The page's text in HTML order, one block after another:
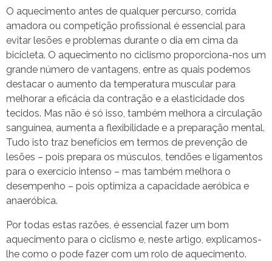
O aquecimento antes de qualquer percurso, corrida
amadora ou competição profissional é essencial para
evitar lesões e problemas durante o dia em cima da
bicicleta. O aquecimento no ciclismo proporciona-nos um
grande número de vantagens, entre as quais podemos
destacar o aumento da temperatura muscular para
melhorar a eficácia da contração e a elasticidade dos
tecidos. Mas não é só isso, também melhora a circulação
sanguínea, aumenta a flexibilidade e a preparação mental.
Tudo isto traz benefícios em termos de prevenção de
lesões – pois prepara os músculos, tendões e ligamentos
para o exercício intenso – mas também melhora o
desempenho – pois optimiza a capacidade aeróbica e
anaeróbica.
Por todas estas razões, é essencial fazer um bom
aquecimento para o ciclismo e, neste artigo, explicamos-
lhe como o pode fazer com um rolo de aquecimento.